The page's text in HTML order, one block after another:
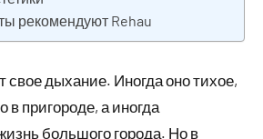
рекомендуют Rehau
дыхание. Иногда оно тихое,
в пригороде, а иногда
большого города. Но в